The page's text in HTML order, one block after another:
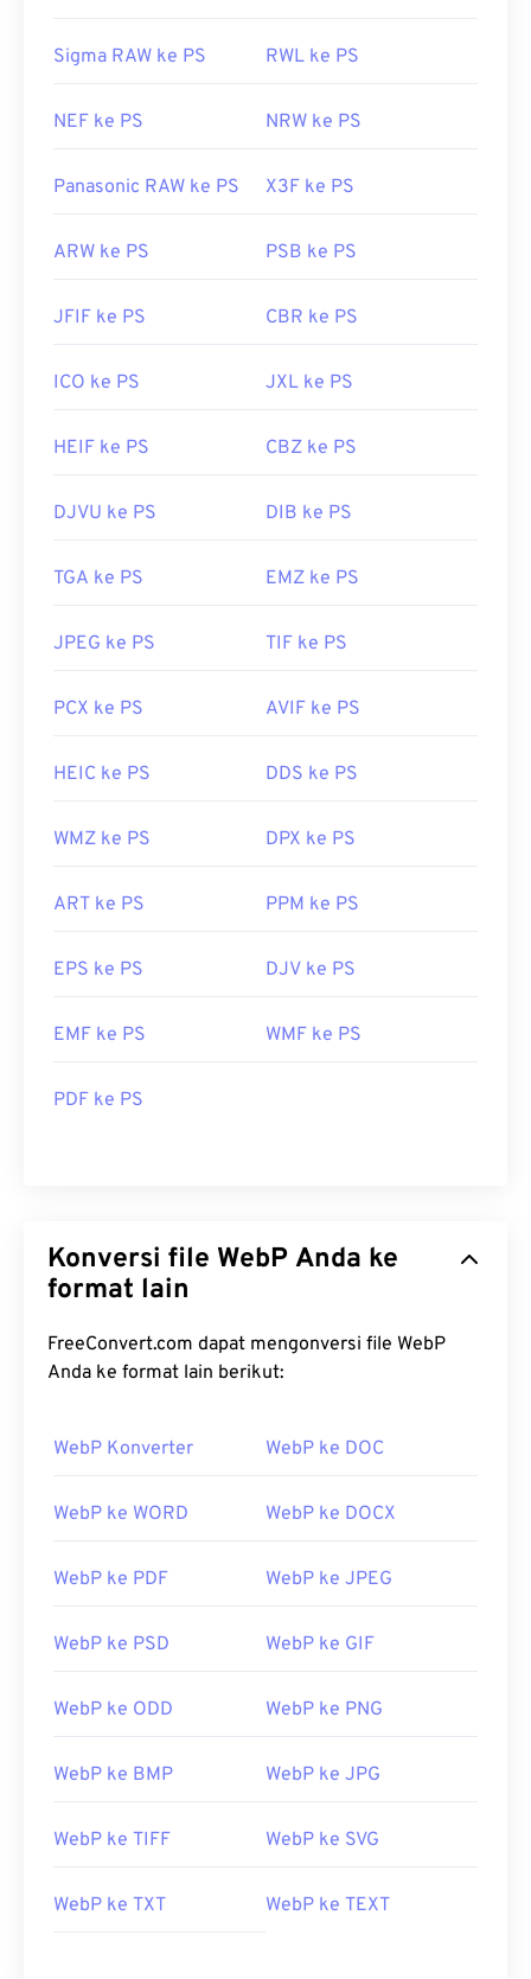
Sigma RAW ke PS RWL ke PS
NEF ke PS NRW ke PS
Panasonic RAW ke PS X3F ke PS
ARW ke PS PSB ke PS
JFIF ke PS CBR ke PS
ICO ke PS JXL ke PS
HEIF ke PS CBZ ke PS
DJVU ke PS DIB ke PS
TGA ke PS EMZ ke PS
JPEG ke PS TIF ke PS
PCX ke PS AVIF ke PS
HEIC ke PS DDS ke PS
WMZ ke PS DPX ke PS
ART ke PS PPM ke PS
EPS ke PS DJV ke PS
EMF ke PS WMF ke PS
PDF ke PS
Konversi file WebP Anda ke
format lain
FreeConvert.com dapat mengonversi file WebP
Anda ke format lain berikut:
WebP Konverter WebP ke DOC
WebP ke WORD WebP ke DOCX
WebP ke PDF WebP ke JPEG
WebP ke PSD WebP ke GIF
WebP ke ODD WebP ke PNG
WebP ke BMP WebP ke JPG
WebP ke TIFF WebP ke SVG
WebP ke TXT WebP ke TEXT